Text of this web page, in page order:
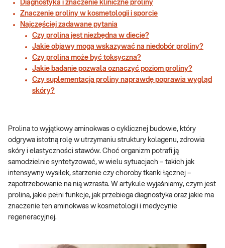
Diagnostyka i znaczenie kliniczne proliny
Znaczenie proliny w kosmetologii i sporcie
Najczęściej zadawane pytania
Czy prolina jest niezbędna w diecie?
Jakie objawy mogą wskazywać na niedobór proliny?
Czy prolina może być toksyczna?
Jakie badanie pozwala oznaczyć poziom proliny?
Czy suplementacja proliny naprawdę poprawia wygląd
skóry?
Prolina to wyjątkowy aminokwas o cyklicznej budowie, który
odgrywa istotną rolę w utrzymaniu struktury kolagenu, zdrowia
skóry i elastyczności stawów. Choć organizm potrafi ją
samodzielnie syntetyzować, w wielu sytuacjach – takich jak
intensywny wysiłek, starzenie czy choroby tkanki łącznej –
zapotrzebowanie na nią wzrasta. W artykule wyjaśniamy, czym jest
prolina, jakie pełni funkcje, jak przebiega diagnostyka oraz jakie ma
znaczenie ten aminokwas w kosmetologii i medycynie
regeneracyjnej.